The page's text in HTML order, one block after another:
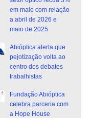
em maio com relação
a abril de 2026 e
maio de 2025
Abióptica alerta que
pejotização volta ao
centro dos debates
trabalhistas
Fundação Abióptica
celebra parceria com
a Hope House